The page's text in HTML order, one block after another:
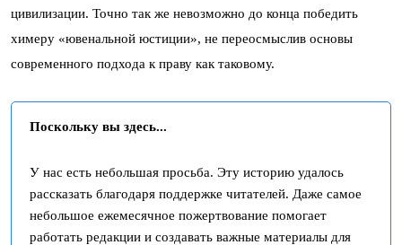
цивилизации. Точно так же невозможно до конца победить
химеру «ювенальной юстиции», не переосмыслив основы
современного подхода к праву как таковому.
Поскольку вы здесь...
У нас есть небольшая просьба. Эту историю удалось
рассказать благодаря поддержке читателей. Даже самое
небольшое ежемесячное пожертвование помогает
работать редакции и создавать важные материалы для